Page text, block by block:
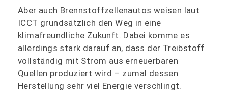
Aber auch Brennstoffzellenautos weisen laut
ICCT grundsätzlich den Weg in eine
klimafreundliche Zukunft. Dabei komme es
allerdings stark darauf an, dass der Treibstoff
vollständig mit Strom aus erneuerbaren
Quellen produziert wird – zumal dessen
Herstellung sehr viel Energie verschlingt.